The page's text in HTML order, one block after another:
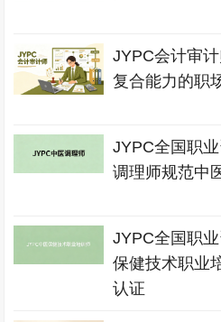
JYPC会计审
复合能力的职
JYPC全国职
调理师规范中
JYPC全国职
保健技术职业
认证